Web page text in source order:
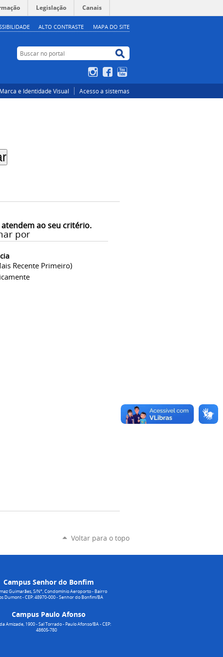
Legislação Canais
ALTO CONTRASTE MAPA DO SITE
Buscar no portal
Buscar no portal
InstagramFacebook
Marca e Identidade Visual Acesso a sistemas
ao seu critério.
por
Recente Primeiro)
Voltar para o topo
Campus Senhor do Bonfim
Guimarães, S/N°, Condomínio Aeroporto - Bairro
Dumont - CEP: 48970-000 - Senhor do Bonfim/BA
Campus Paulo Afonso
Amizade, 1900 - Sal Torrado - Paulo Afonso/BA - CEP:
48605-780